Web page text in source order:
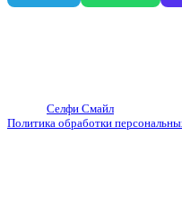
Селфи Смайл
Политика обработки